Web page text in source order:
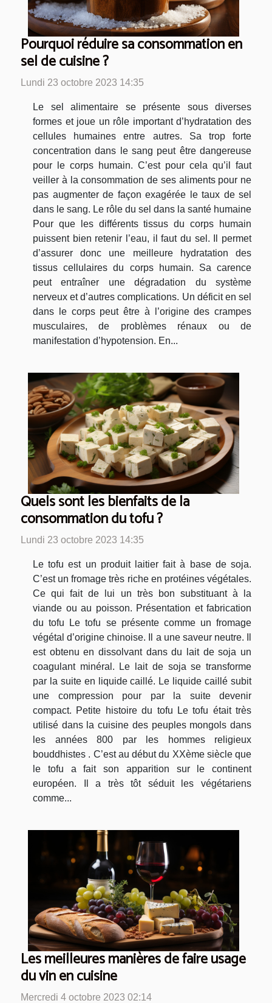
Pourquoi réduire sa consommation en
sel de cuisine ?
Lundi 23 octobre 2023 14:35
Le sel alimentaire se présente sous diverses
formes et joue un rôle important d’hydratation des
cellules humaines entre autres. Sa trop forte
concentration dans le sang peut être dangereuse
pour le corps humain. C’est pour cela qu’il faut
veiller à la consommation de ses aliments pour ne
pas augmenter de façon exagérée le taux de sel
dans le sang. Le rôle du sel dans la santé humaine
Pour que les différents tissus du corps humain
puissent bien retenir l’eau, il faut du sel. Il permet
d’assurer donc une meilleure hydratation des
tissus cellulaires du corps humain. Sa carence
peut entraîner une dégradation du système
nerveux et d’autres complications. Un déficit en sel
dans le corps peut être à l’origine des crampes
musculaires, de problèmes rénaux ou de
manifestation d’hypotension. En...
Quels sont les bienfaits de la
consommation du tofu ?
Lundi 23 octobre 2023 14:35
Le tofu est un produit laitier fait à base de soja.
C’est un fromage très riche en protéines végétales.
Ce qui fait de lui un très bon substituant à la
viande ou au poisson. Présentation et fabrication
du tofu Le tofu se présente comme un fromage
végétal d’origine chinoise. Il a une saveur neutre. Il
est obtenu en dissolvant dans du lait de soja un
coagulant minéral. Le lait de soja se transforme
par la suite en liquide caillé. Le liquide caillé subit
une compression pour par la suite devenir
compact. Petite histoire du tofu Le tofu était très
utilisé dans la cuisine des peuples mongols dans
les années 800 par les hommes religieux
bouddhistes . C’est au début du XXème siècle que
le tofu a fait son apparition sur le continent
européen. Il a très tôt séduit les végétariens
comme...
Les meilleures manières de faire usage
du vin en cuisine
Mercredi 4 octobre 2023 02:14